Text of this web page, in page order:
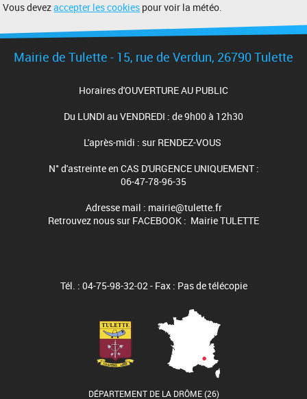
Vous devezaccepter les cookies pour voir la météo.
Mairie de Tulette - 15, rue de Verdun, 26790 Tulette
Horaires d'OUVERTURE AU PUBLIC
Du LUNDI au VENDREDI : de 9h00 à 12h30
L'après-midi : sur RENDEZ-VOUS
N° d'astreinte en CAS D'URGENCE UNIQUEMENT :
06-47-78-96-35
Adresse mail : mairie@tulette.fr
Retrouvez nous sur FACEBOOK : Mairie TULETTE
Tél. : 04-75-98-32-02 - Fax : Pas de télécopie
DÉPARTEMENT DE LA DRÔME (26)